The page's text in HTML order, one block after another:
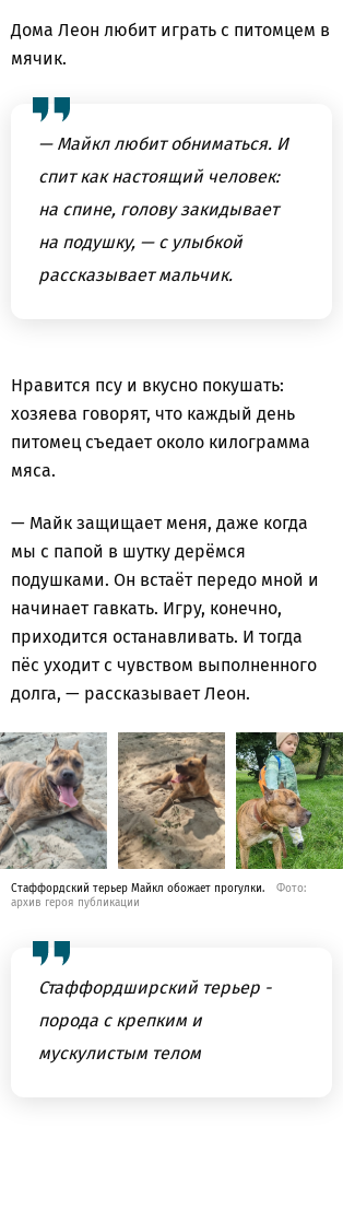
Дома Леон любит играть с питомцем в
мячик.
— Майкл любит обниматься. И
спит как настоящий человек:
на спине, голову закидывает
на подушку, — с улыбкой
рассказывает мальчик.
Нравится псу и вкусно покушать:
хозяева говорят, что каждый день
питомец съедает около килограмма
мяса.
— Майк защищает меня, даже когда
мы с папой в шутку дерёмся
подушками. Он встаёт передо мной и
начинает гавкать. Игру, конечно,
приходится останавливать. И тогда
пёс уходит с чувством выполненного
долга, — рассказывает Леон.
Стаффордский терьер Майкл обожает прогулки.
Фото:
архив героя публикации
Стаффордширский терьер -
порода с крепким и
мускулистым телом